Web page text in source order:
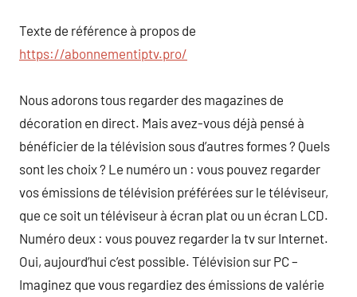
Texte de référence à propos de
https://abonnementiptv.pro/
Nous adorons tous regarder des magazines de
décoration en direct. Mais avez-vous déjà pensé à
bénéficier de la télévision sous d’autres formes ? Quels
sont les choix ? Le numéro un : vous pouvez regarder
vos émissions de télévision préférées sur le téléviseur,
que ce soit un téléviseur à écran plat ou un écran LCD.
Numéro deux : vous pouvez regarder la tv sur Internet.
Oui, aujourd’hui c’est possible. Télévision sur PC –
Imaginez que vous regardiez des émissions de valérie